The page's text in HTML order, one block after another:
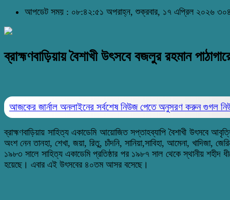
আপডেট সময় : ০৮:৪২:৫১ অপরাহ্ন, শুক্রবার, ১৭ এপ্রিল ২০২৬
ব্রাহ্মণবাড়িয়ায় বৈশাখী উৎসবে বজলুর রহমান
আজকের জার্নাল অনলাইনের সর্বশেষ নিউজ পেতে অনুসরণ করুনগুগল
ব্রাহ্মণবাড়িয়ায় সাহিত্য একাডেমি আয়োজিত সপ্তাহব্যাপি বৈশাখী উৎসবে
অংশ নেন তানহা, শেখা, জয়া, রিতু, চাঁদনি, সানিয়া,সাবিহা, আমেনা,
১৯৮৩ সালে সাহিত্য একাডেমি প্রতিষ্ঠার পর ১৯৮৭ সাল থেকে স্থানীয় শহীদ
হয়েছে। এবার এই উৎসবের ৪০তম আসর বসেছে।